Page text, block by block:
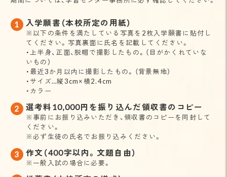
入学願書（本校所定の用紙）
※以下の条件を満たしている写真を2枚入学願書に貼付し
てください。写真裏面に氏名を記載してください。
・上半身、正面、脱帽で撮影したもの。（目がかくれていな
いもの）
・最近3か月以内に撮影したもの。（背景無地）
・サイズ…縦3cm×横2.4cm
・カラー
選考料10,000円を振り込んだ領収書のコピー
※事前にお振り込みいただき、領収書のコピーを同封して
ください。
※必ず生徒の氏名でお振り込みください。
作文（400字以内。文題自由）
※一般入試の場合に必要。